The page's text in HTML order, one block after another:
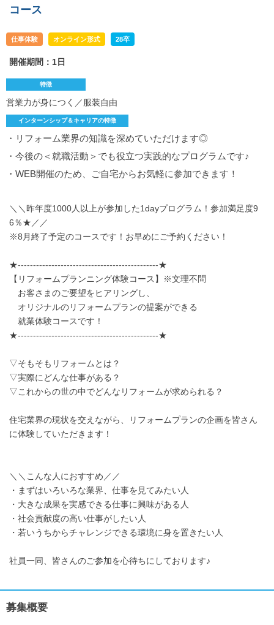
コース
仕事体験 オンライン形式 28卒
開催期間：1日
特徴
営業力が身につく／服装自由
インターンシップ＆キャリアの特徴
・リフォーム業界の知識を深めていただけます◎
・今後の＜就職活動＞でも役立つ実践的なプログラムです♪
・WEB開催のため、ご自宅からお気軽に参加できます！
＼＼昨年度1000人以上が参加した1dayプログラム！参加満足度9
6％★／／
※8月終了予定のコースです！お早めにご予約ください！
★----------------------------------------------★
【リフォームプランニング体験コース】※文理不問
お客さまのご要望をヒアリングし、
オリジナルのリフォームプランの提案ができる
就業体験コースです！
★----------------------------------------------★
▽そもそもリフォームとは？
▽実際にどんな仕事がある？
▽これからの世の中でどんなリフォームが求められる？
住宅業界の現状を交えながら、リフォームプランの企画を皆さん
に体験していただきます！
＼＼こんな人におすすめ／／
・まずはいろいろな業界、仕事を見てみたい人
・大きな成果を実感できる仕事に興味がある人
・社会貢献度の高い仕事がしたい人
・若いうちからチャレンジできる環境に身を置きたい人
社員一同、皆さんのご参加を心待ちにしております♪
募集概要